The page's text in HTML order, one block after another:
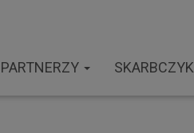
PARTNERZY SKARBCZYK